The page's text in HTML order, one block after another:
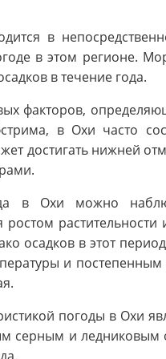
в
в этом регионе.
в течение года.
факторов,
в Охи часто
достигать нижней
в Охи можно
ростом
осадков в этот
и
погоды в Охи
серным и ледниковым